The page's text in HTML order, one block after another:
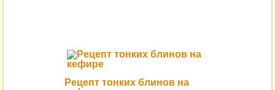
Рецепт тонких блинов на